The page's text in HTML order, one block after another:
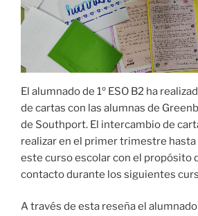
El alumnado de 1º ESO B2 ha
de cartas con las alumnas de
de Southport. El intercambio de
realizar en el primer trimestre hasta
este curso escolar con el propósito
contacto durante los siguientes
A través de esta reseña el alumnado